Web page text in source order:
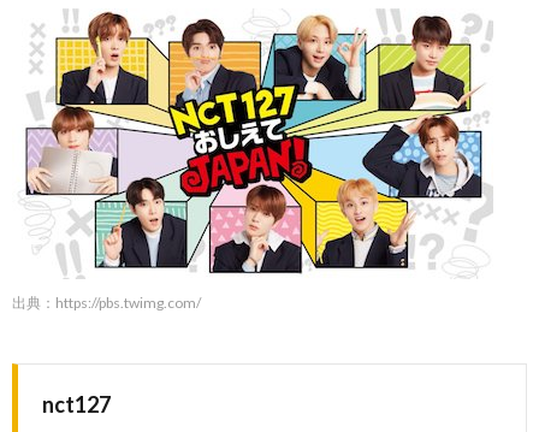
出典： https://pbs.twimg.com/
nct127